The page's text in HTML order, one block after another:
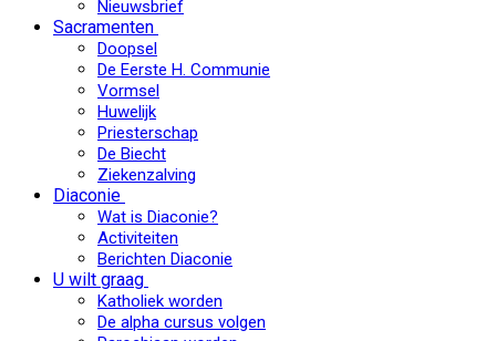
Nieuwsbrief
Sacramenten
Doopsel
De Eerste H. Communie
Vormsel
Huwelijk
Priesterschap
De Biecht
Ziekenzalving
Diaconie
Wat is Diaconie?
Activiteiten
Berichten Diaconie
U wilt graag
Katholiek worden
De alpha cursus volgen